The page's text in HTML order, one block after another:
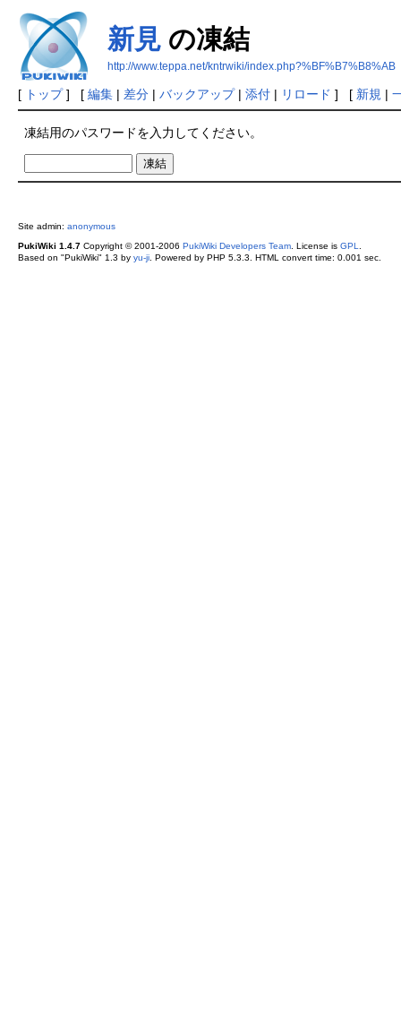
新見の凍結
http://www.teppa.net/kntrwiki/index.php?%BF%B7%B8%AB
[ トップ] [ 編集| 差分| バックアップ| 添付| リロード ] [ 新規 |
凍結用のパスワードを入力してください。
Site admin: anonymous
PukiWiki 1.4.7Copyright © 2001-2006 PukiWiki Developers Team. License is GPL.
Based on "PukiWiki" 1.3 by yu-ji. Powered by PHP 5.3.3. HTML convert time: 0.001 sec.